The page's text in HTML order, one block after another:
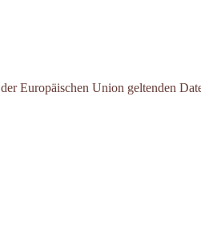
Europäischen Union geltenden